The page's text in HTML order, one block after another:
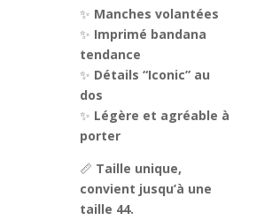
✨ Manches volantées
✨ Imprimé bandana
tendance
✨ Détails “Iconic” au
dos
✨ Légère et agréable à
porter
📏 Taille unique,
convient jusqu’à une
taille 44.